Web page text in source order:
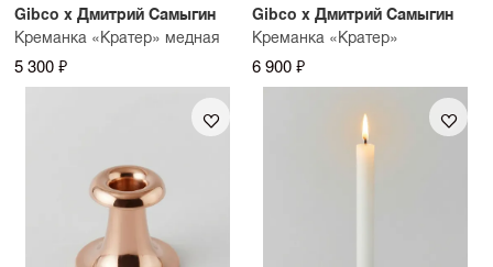
Gibco x Дмитрий Самыгин
Креманка «Кратер» медная
5 300 ₽
Gibco x Дмитрий Самыгин
Креманка «Кратер»
6 900 ₽